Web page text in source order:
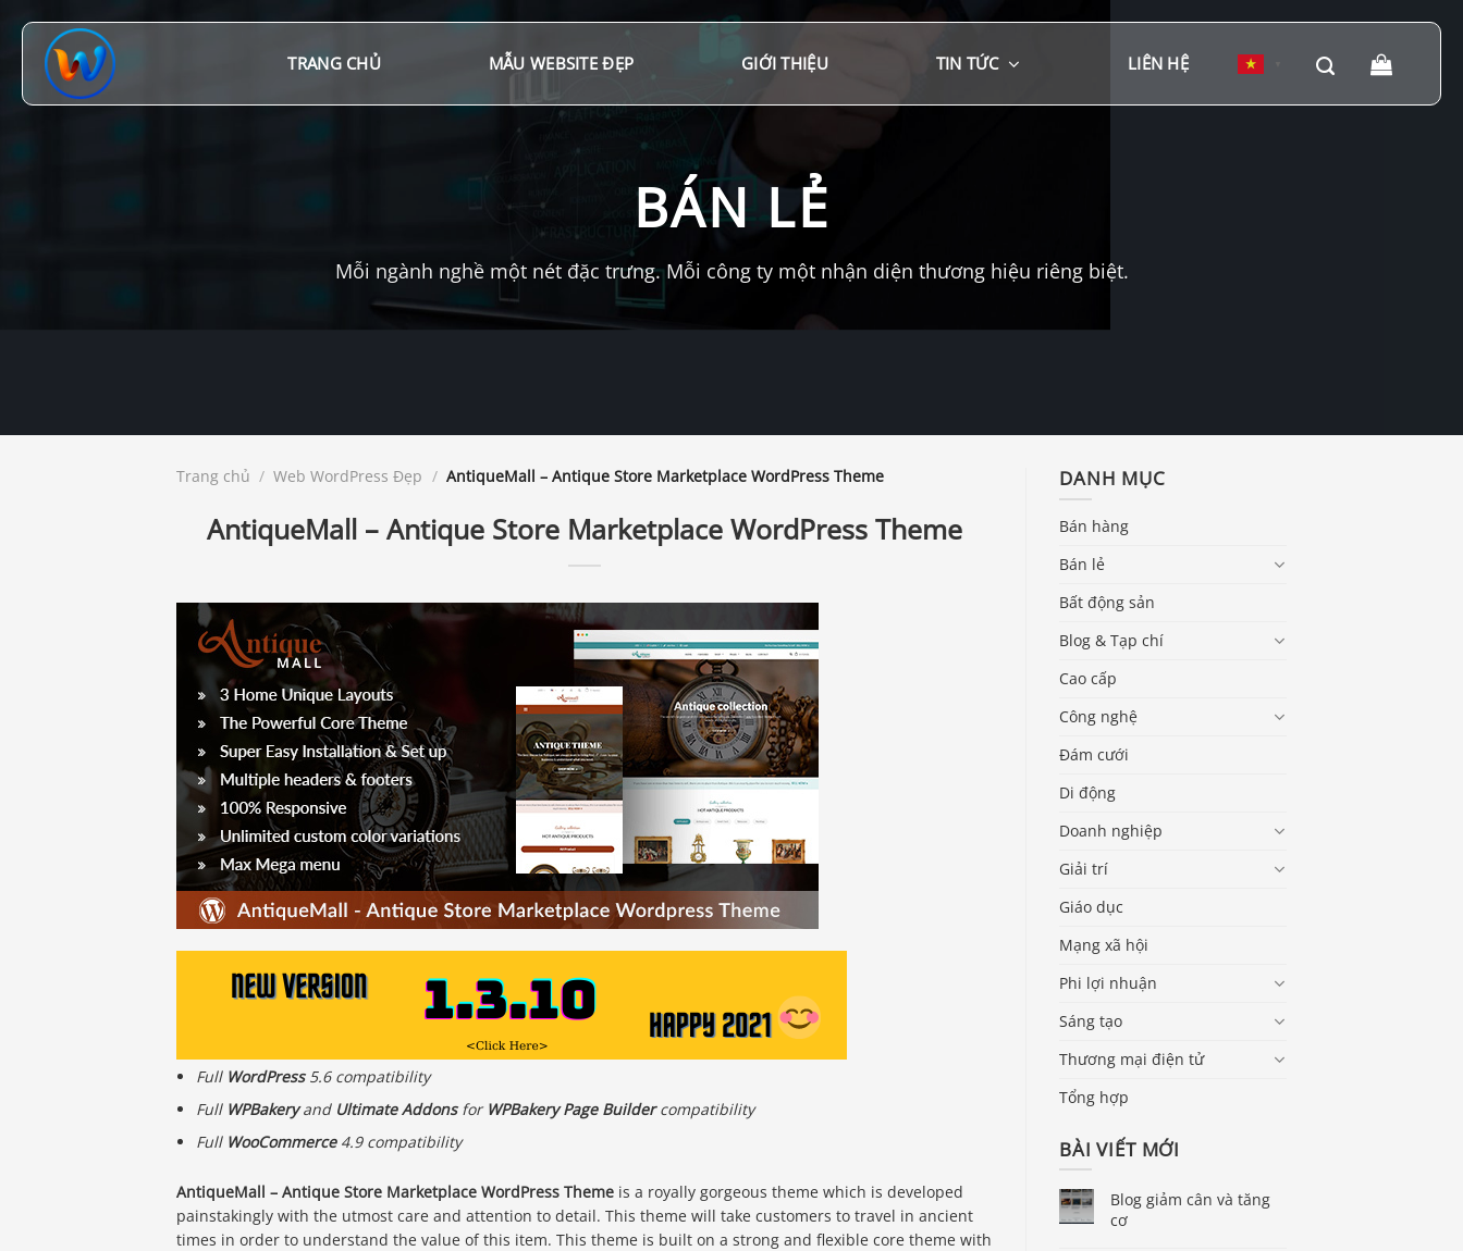
đến
TRANG CHỦ MẪU WEBSITE ĐẸP GIỚI THIỆU TIN TỨC LIÊN HỆ
BÁN LẺ
Mỗi ngành nghề một nét đặc trưng. Mỗi công ty một nhận diện thương hiệu riêng biệt.
Trang chủ / Web WordPress Đẹp / AntiqueMall – Antique Store Marketplace WordPress Theme
AntiqueMall – Antique Store Marketplace WordPress Theme
Full WordPress 5.6 compatibility
Full WPBakeryand Ultimate Addonsfor WPBakery Page Buildercompatibility
Full WooCommerce4.9 compatibility
AntiqueMall – Antique Store Marketplace WordPress Theme is a royally gorgeous theme which is developed
painstakingly with the utmost care and attention to detail. This theme will take customers to travel in ancient
times in order to understand the value of this item. This theme is built on a strong and flexible core theme with
DANH MỤC
Bán hàng
Bán lẻ
Bất động sản
Blog & Tạp chí
Cao cấp
Công nghệ
Đám cưới
Di động
Doanh nghiệp
Giải trí
Giáo dục
Mạng xã hội
Phi lợi nhuận
Sáng tạo
Thương mại điện tử
Tổng hợp
BÀI VIẾT MỚI
Blog giảm cân và tăng
cơ